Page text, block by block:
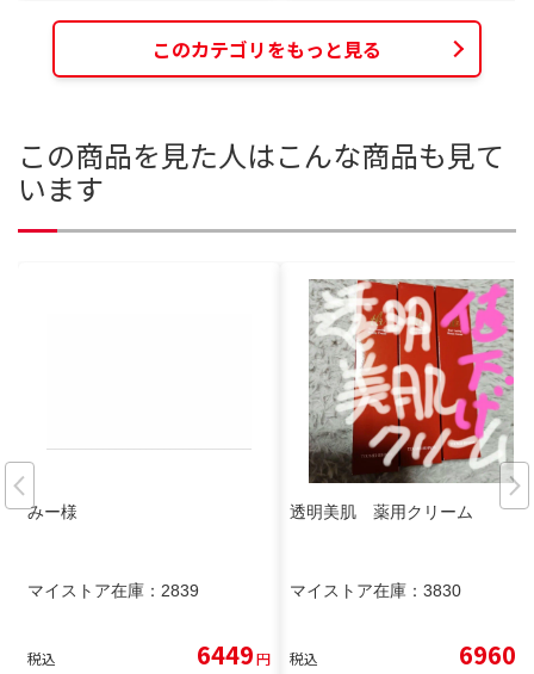
このカテゴリをもっと見る
この商品を見た人はこんな商品も見て
います
みー様
マイストア在庫： 2839
税込 6449円
透明美肌 薬用クリーム
マイストア在庫： 3830
税込 6960